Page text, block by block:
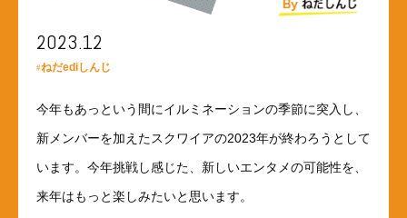
2023.12
ねだediしんじ
今年もあっという間にイルミネーションの季節に突入し、
新メンバーを加えたスクワイアの2023年が終わろうとして
います。今年挑戦し感じた、新しいエンタメの可能性を、
来年はもっと楽しみたいと思います。